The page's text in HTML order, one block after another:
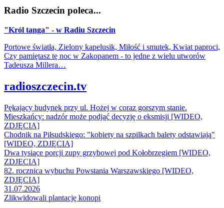
Radio Szczecin poleca...
"Król tanga" - w Radiu Szczecin
Portowe światła, Zielony kapelusik, Miłość i smutek, Kwiat paproci,
Czy pamiętasz tę noc w Zakopanem - to jedne z wielu utworów
Tadeusza Millera…
radioszczecin.tv
Pękający budynek przy ul. Hożej w coraz gorszym stanie.
Mieszkańcy: nadzór może podjąć decyzję o eksmisji [WIDEO,
ZDJĘCIA]
Chodnik na Piłsudskiego: "kobiety na szpilkach balety odstawiają"
[WIDEO, ZDJĘCIA]
Dwa tysiące porcji zupy grzybowej pod Kołobrzegiem [WIDEO,
ZDJECIA]
82. rocznica wybuchu Powstania Warszawskiego [WIDEO,
ZDJĘCIA]
31.07.2026
Zlikwidowali plantację konopi